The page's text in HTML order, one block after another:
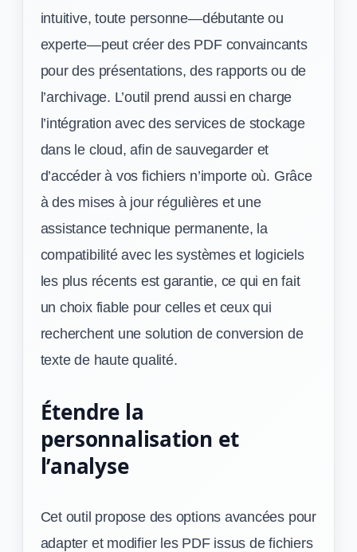
intuitive, toute personne—débutante ou
experte—peut créer des PDF convaincants
pour des présentations, des rapports ou de
l’archivage. L’outil prend aussi en charge
l’intégration avec des services de stockage
dans le cloud, afin de sauvegarder et
d’accéder à vos fichiers n’importe où. Grâce
à des mises à jour régulières et une
assistance technique permanente, la
compatibilité avec les systèmes et logiciels
les plus récents est garantie, ce qui en fait
un choix fiable pour celles et ceux qui
recherchent une solution de conversion de
texte de haute qualité.
Étendre la
personnalisation et
l’analyse
Cet outil propose des options avancées pour
adapter et modifier les PDF issus de fichiers